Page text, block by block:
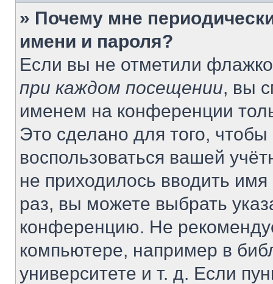
» Почему мне
имени и пароля?
Если вы не отметили
при каждом посещении, вы
именем на конференции
Это сделано для того, чтобы
воспользоваться вашей
не приходилось вводить
раз, вы можете выбрать
конференцию. Не
компьютере, например в
университете и т. д. Если